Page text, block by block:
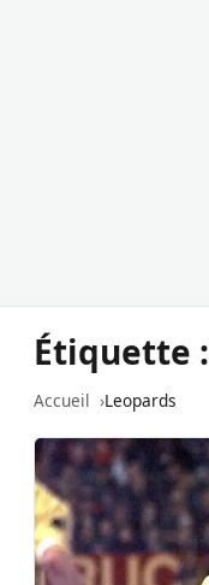
Étiquette :
Accueil Leopards